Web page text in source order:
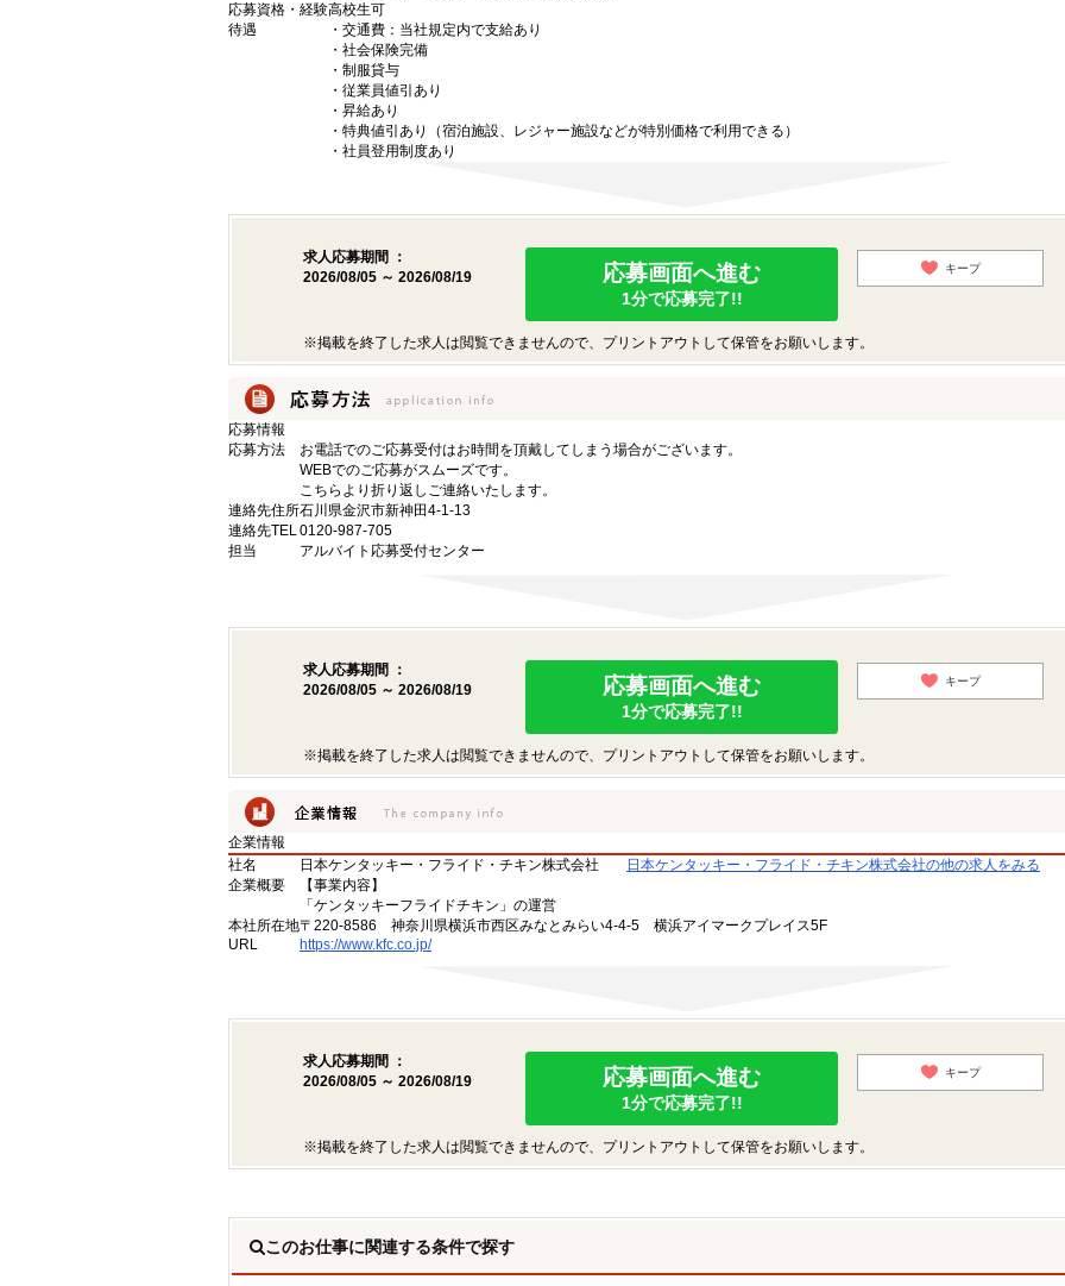
応募資格・経験高校生可
待遇
・交通費：当社規定内で支給あり
・社会保険完備
・制服貸与
・従業員値引あり
・昇給あり
・特典値引あり（宿泊施設、レジャー施設などが特別価格で利用できる）
・社員登用制度あり
求人応募期間 ：
2026/08/05 ～ 2026/08/19
応募画面へ進む
1分で応募完了!!
キープ
※掲載を終了した求人は閲覧できませんので、プリントアウトして保管をお願いします。
応募情報
応募方法
お電話でのご応募受付はお時間を頂戴してしまう場合がございます。
WEBでのご応募がスムーズです。
こちらより折り返しご連絡いたします。
連絡先住所石川県金沢市新神田4-1-13
連絡先TEL0120-987-705
担当
アルバイト応募受付センター
求人応募期間 ：
2026/08/05 ～ 2026/08/19
応募画面へ進む
1分で応募完了!!
キープ
※掲載を終了した求人は閲覧できませんので、プリントアウトして保管をお願いします。
企業情報
社名
日本ケンタッキー・フライド・チキン株式会社
日本ケンタッキー・フライド・チキン株式会社の他の求人をみる
企業概要
【事業内容】
「ケンタッキーフライドチキン」の運営
本社所在地〒220-8586 神奈川県横浜市西区みなとみらい4-4-5 横浜アイマークプレイス5F
URL
https://www.kfc.co.jp/
求人応募期間 ：
2026/08/05 ～ 2026/08/19
応募画面へ進む
1分で応募完了!!
キープ
※掲載を終了した求人は閲覧できませんので、プリントアウトして保管をお願いします。
このお仕事に関連する条件で探す